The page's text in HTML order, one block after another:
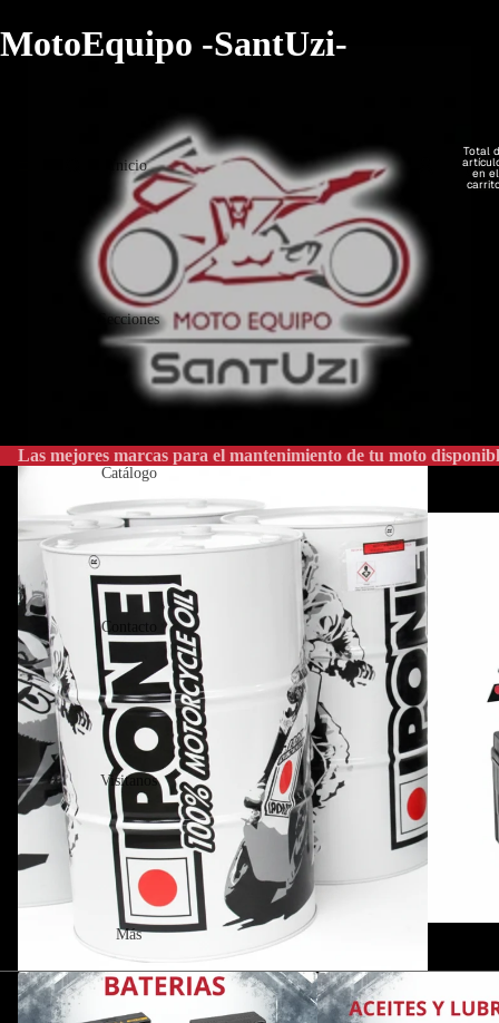
MotoEquipo -SantUzi-
Inicio
Secciones
Catálogo
Contacto
Visitanos
Más
Total
en el
Las mejores marcas para el mantenimiento de tu moto
Baterias ACEITES Y